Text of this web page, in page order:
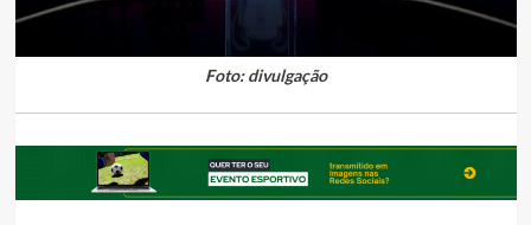
Foto: divulgação